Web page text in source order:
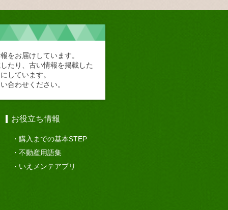
をお届けしています。
たり、古い情報を掲載した
しています。
合わせください。
お役立ち情報
購入までの基本STEP
不動産用語集
いえメンテアプリ